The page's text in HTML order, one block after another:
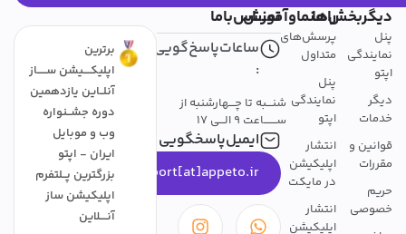
دیگربخش‌ها
پنل
نمایندگی
اپتو
دیگر
خدمات
قوانین و
مقررات
حریم
خصوصی
راهنماوآموزش
پرسش‌های
متداول
پنل
نمایندگی
اپتو
انتشار
اپلیکیشن
در مایکت
انتشار
اپلیکیشن
تمــــاس‌باما
ساعات‌پاسخ‌گویی
:
شنـــبه تا چـــهارشنبه از
ســـــــاعت 9 الـــی 17
ایمیل‌پاسخگویی
support[at]appeto.ir
برترین
اپلیکــــیشن ســـــاز
آنلــاین یازدهمین
دوره جشــنواره
وب و موبایل
ایران - اپتو
بزرگترین پــلتفرم
اپلیکیشن ساز
آنــــلاین